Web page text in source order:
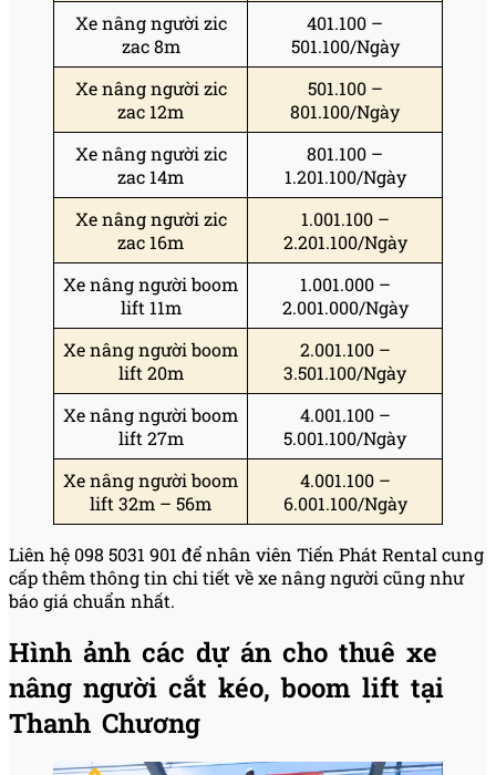
Xe nâng người zic
zac 8m
401.100 –
501.100/Ngày
Xe nâng người zic
zac 12m
501.100 –
801.100/Ngày
Xe nâng người zic
zac 14m
801.100 –
1.201.100/Ngày
Xe nâng người zic
zac 16m
1.001.100 –
2.201.100/Ngày
Xe nâng người boom
lift 11m
1.001.000 –
2.001.000/Ngày
Xe nâng người boom
lift 20m
2.001.100 –
3.501.100/Ngày
Xe nâng người boom
lift 27m
4.001.100 –
5.001.100/Ngày
Xe nâng người boom
lift 32m – 56m
4.001.100 –
6.001.100/Ngày
Liên hệ 098 5031 901 để nhân viên Tiến Phát Rental cung
cấp thêm thông tin chi tiết về xe nâng người cũng như
báo giá chuẩn nhất.
Hình ảnh các dự án cho thuê xe
nâng người cắt kéo, boom lift tại
Thanh Chương